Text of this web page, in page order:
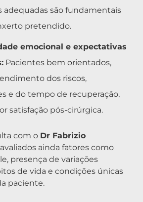
adequadas são fundamentais
pretendido.
emocional e expectativas
Pacientes bem orientados,
dos riscos,
e do tempo de recuperação,
satisfação pós-cirúrgica.
com o Dr Fabrizio
avaliados ainda fatores como
presença de variações
de vida e condições únicas
paciente.